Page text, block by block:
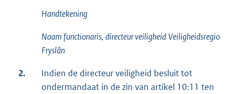
Handtekening
Naam functionaris,directeurveiligheidVeiligheidsregio
Fryslân
2.
Indien de directeur veiligheid besluit tot
ondermandaat in de zin van artikel 10:11 ten